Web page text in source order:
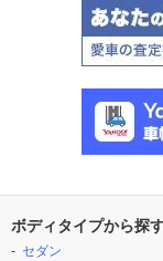
ボディタイプから探
セダン